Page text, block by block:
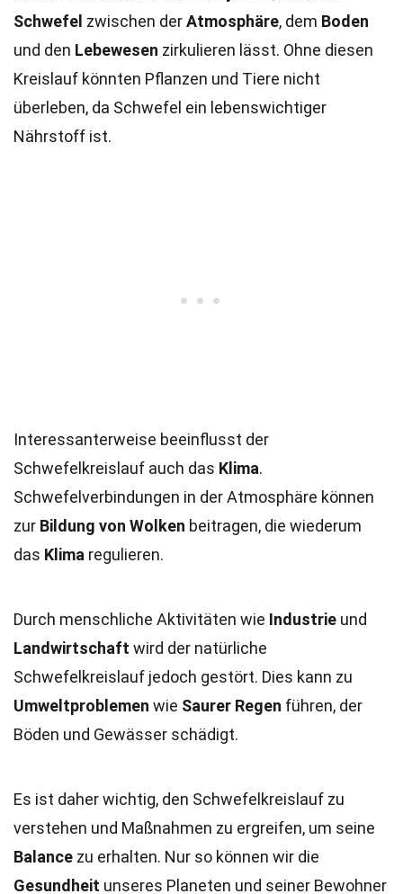
Schwefel zwischen derAtmosphäre, dem Boden
und den Lebewesen zirkulieren lässt. Ohne diesen
Kreislauf könnten Pflanzen und Tiere nicht
überleben, da Schwefel ein lebenswichtiger
Nährstoff ist.
Interessanterweise beeinflusst der
Schwefelkreislauf auch das Klima.
Schwefelverbindungen in der Atmosphäre können
zur Bildung von Wolken beitragen, die wiederum
das Klima regulieren.
Durch menschliche Aktivitäten wie Industrie und
Landwirtschaft wird der natürliche
Schwefelkreislauf jedoch gestört. Dies kann zu
Umweltproblemen wie Saurer Regen führen, der
Böden und Gewässer schädigt.
Es ist daher wichtig, den Schwefelkreislauf zu
verstehen und Maßnahmen zu ergreifen, um seine
Balance zu erhalten. Nur so können wir die
Gesundheit unseres Planeten und seiner Bewohner